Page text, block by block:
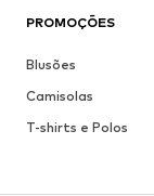
PROMOÇÕES
Blusões
Camisolas
T-shirts e Polos
Sobretudos